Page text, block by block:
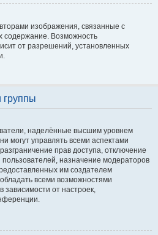
изображения, связанные с
Возможность
от разрешений, установленных
группы
наделённые высшим уровнем
могут управлять всеми аспектами
прав доступа, отключение
пользователей, назначение модераторов
им создателем
всеми возможностями
зависимости от настроек,